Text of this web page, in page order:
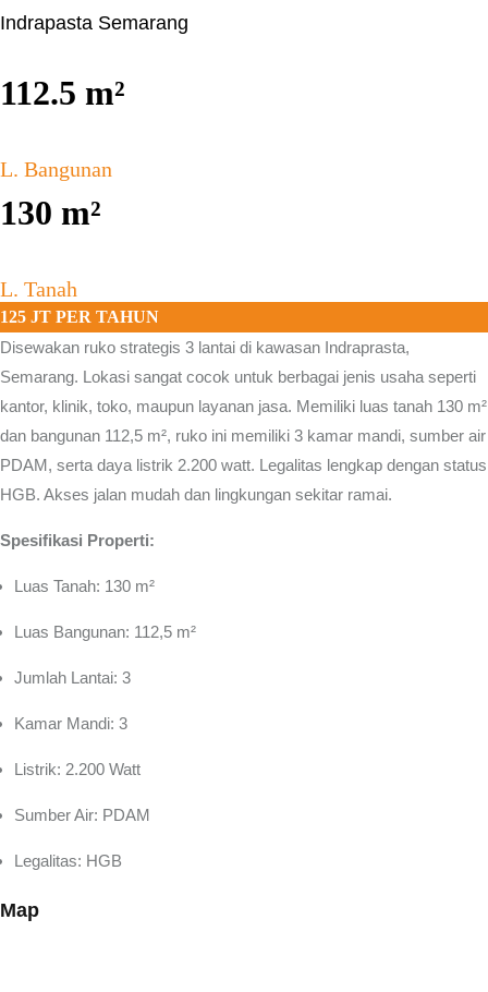
Indrapasta Semarang
112.5 m²
L. Bangunan
130 m²
L. Tanah
125 JT PER TAHUN
Disewakan ruko strategis 3 lantai di kawasan Indraprasta,
Semarang. Lokasi sangat cocok untuk berbagai jenis usaha seperti
kantor, klinik, toko, maupun layanan jasa. Memiliki luas tanah 130 m²
dan bangunan 112,5 m², ruko ini memiliki 3 kamar mandi, sumber air
PDAM, serta daya listrik 2.200 watt. Legalitas lengkap dengan status
HGB. Akses jalan mudah dan lingkungan sekitar ramai.
Spesifikasi Properti:
Luas Tanah: 130 m²
Luas Bangunan: 112,5 m²
Jumlah Lantai: 3
Kamar Mandi: 3
Listrik: 2.200 Watt
Sumber Air: PDAM
Legalitas: HGB
Map